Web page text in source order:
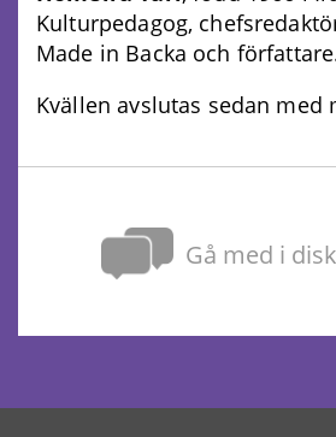
Kulturpedagog,
Made in Backa och
Kvällen avslutas sedan med
Gå med i